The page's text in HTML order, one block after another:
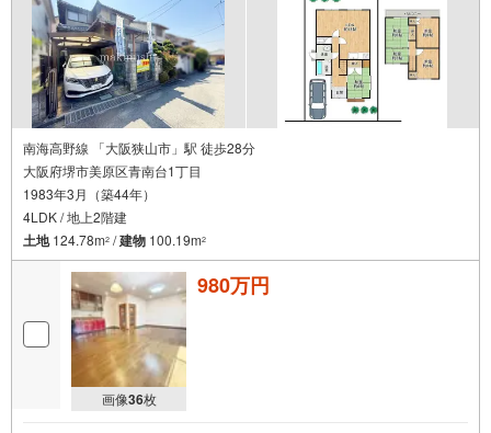
南海高野線 「大阪狭山市」駅 徒歩28分
大阪府堺市美原区青南台1丁目
1983年3月（築44年）
4LDK / 地上2階建
土地124.78m2 /建物 100.19m2
画像36枚
980万円